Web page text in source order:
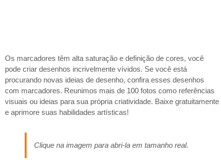
Os marcadores têm alta saturação e definição de cores, você
pode criar desenhos incrivelmente vívidos. Se você está
procurando novas ideias de desenho, confira esses desenhos
com marcadores. Reunimos mais de 100 fotos como referências
visuais ou ideias para sua própria criatividade. Baixe gratuitamente
e aprimore suas habilidades artísticas!
Clique na imagem para abri-la em tamanho real.